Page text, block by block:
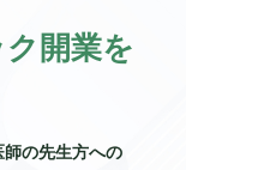
開業を
の先生方への